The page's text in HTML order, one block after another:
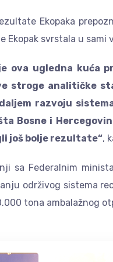
Ekopaka
Ekopak svrstala u
ova ugledna kuća
stroge analitičke
razvoju
Bosne i
još bolje rezultate“,
sa Federalnim
održivog sistema
tona ambalažnog